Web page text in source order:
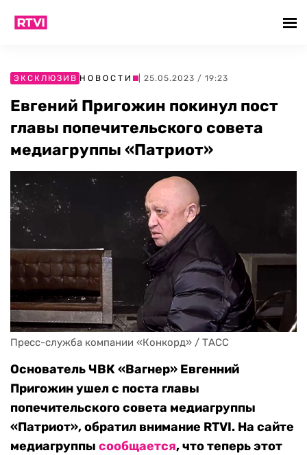
ЭКСКЛЮЗИВ НОВОСТИ | 25.05.2023 / 19:23
Евгений Пригожин покинул пост
главы попечительского совета
медиагруппы «Патриот»
Пресс-служба компании «Конкорд» / ТАСС
Основатель ЧВК «Вагнер» Евгенний
Пригожин ушел с поста главы
попечительского совета медиагруппы
«Патриот», обратил внимание RTVI. На сайте
медиагруппы сообщается, что теперь этот